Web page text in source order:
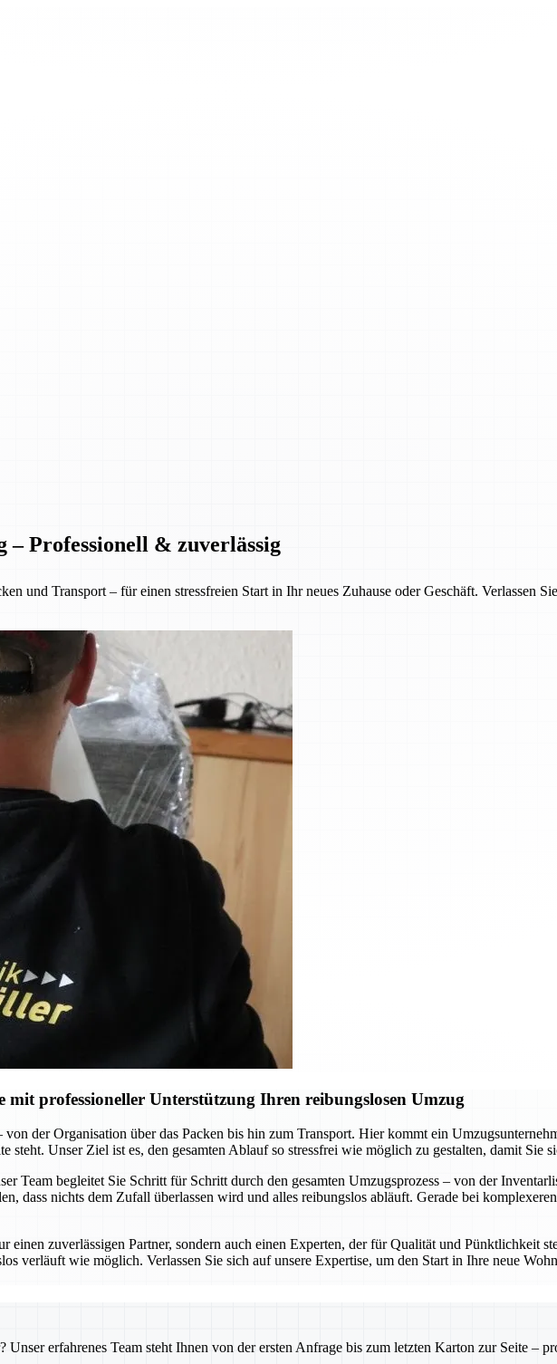
Professionell & zuverlässig
und Transport – für einen stressfreien Start in Ihr neues Zuhause oder Geschäft. Verlassen
professioneller Unterstützung Ihren reibungslosen Umzug
der Organisation über das Packen bis hin zum Transport. Hier kommt ein
Unser Ziel ist es, den gesamten Ablauf so stressfrei wie möglich zu gestalten, damit Sie
Team begleitet Sie Schritt für Schritt durch den gesamten Umzugsprozess – von der
dass nichts dem Zufall überlassen wird und alles reibungslos abläuft. Gerade bei
zuverlässigen Partner, sondern auch einen Experten, der für Qualität und Pünktlichkeit
verläuft wie möglich. Verlassen Sie sich auf unsere Expertise, um den Start in Ihre neue
erfahrenes Team steht Ihnen von der ersten Anfrage bis zum letzten Karton zur Seite –